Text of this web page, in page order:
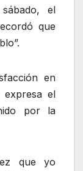
el
que
en
expresa el
por la
que yo